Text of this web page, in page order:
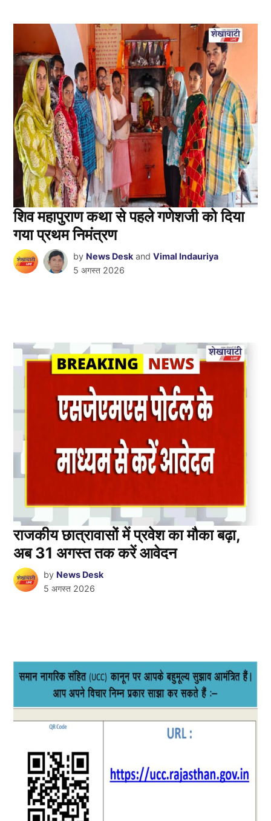
शिव महापुराण कथा से पहले गणेशजी को दिया
गया प्रथम निमंत्रण
by News Desk andVimal Indauriya
5 अगस्त 2026
राजकीय छात्रावासों में प्रवेश का मौका बढ़ा,
अब 31 अगस्त तक करें आवेदन
by News Desk
5 अगस्त 2026